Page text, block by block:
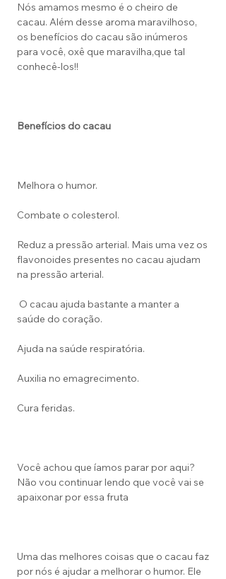
Nós amamos mesmo é o cheiro de
cacau. Além desse aroma maravilhoso,
os benefícios do cacau são inúmeros
para você, oxê que maravilha,que tal
conhecê-los!!
Benefícios do cacau
Melhora o humor.
Combate o colesterol.
Reduz a pressão arterial. Mais uma vez os
flavonoides presentes no cacau ajudam
na pressão arterial.
O cacau ajuda bastante a manter a
saúde do coração.
Ajuda na saúde respiratória.
Auxilia no emagrecimento.
Cura feridas.
Você achou que íamos parar por aqui?
Não vou continuar lendo que você vai se
apaixonar por essa fruta
Uma das melhores coisas que o cacau faz
por nós é ajudar a melhorar o humor. Ele